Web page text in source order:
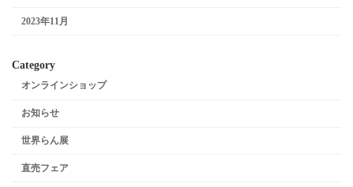
2023年11月
Category
オンラインショップ
お知らせ
世界らん展
直売フェア